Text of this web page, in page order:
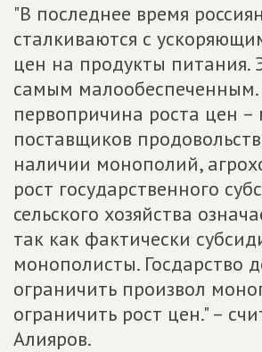
"В последнее время
сталкиваются с
цен на продукты питания.
самым
первопричина роста цен
поставщиков
наличии монополий,
рост государственного
сельского хозяйства
так как фактически
монополисты. Госдарство
ограничить произвол
ограничить рост цен." –
Алияров.